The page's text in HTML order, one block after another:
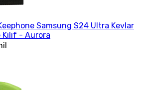
Samsung S24 Ultra Kevlar
- Aurora